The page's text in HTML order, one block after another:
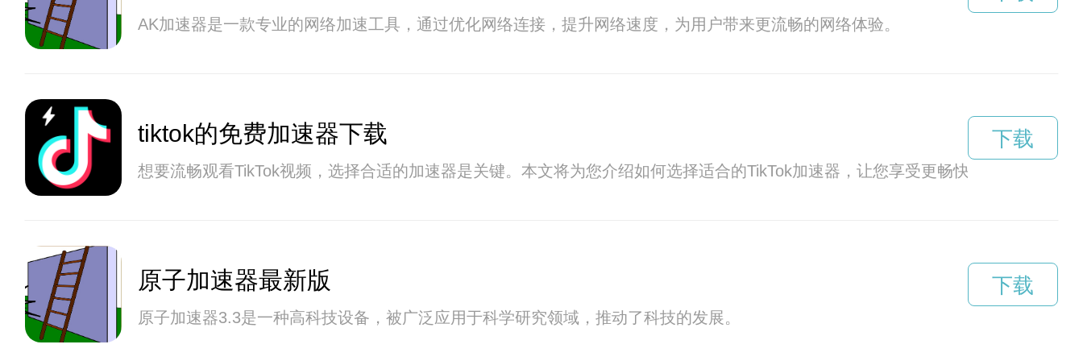
AK加速器是一款专业的网络加速工具，通过优化网络连接，提升网络速度，为用户带来更流畅的网络体验。
tiktok的免费加速器下载
想要流畅观看TikTok视频，选择合适的加速器是关键。本文将为您介绍如何选择适合的TikTok加速器，让您享受更畅快的观看体验。
下载
原子加速器最新版
原子加速器3.3是一种高科技设备，被广泛应用于科学研究领域，推动了科技的发展。
下载